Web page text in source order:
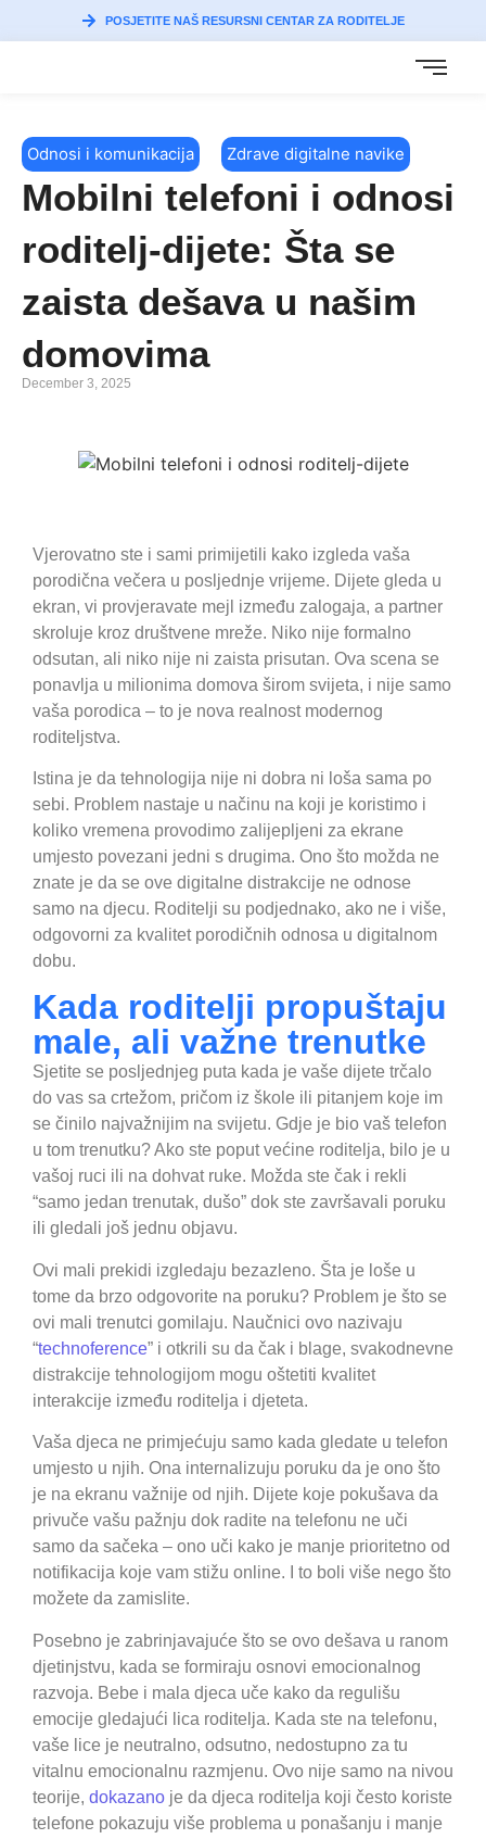
POSJETITE NAŠ RESURSNI CENTAR ZA RODITELJE
Odnosi i komunikacija Zdrave digitalne navike
Mobilni telefoni i odnosi
roditelj-dijete: Šta se
zaista dešava u našim
domovima
December 3, 2025
Vjerovatno ste i sami primijetili kako izgleda vaša
porodična večera u posljednje vrijeme. Dijete gleda u
ekran, vi provjeravate mejl između zalogaja, a partner
skroluje kroz društvene mreže. Niko nije formalno
odsutan, ali niko nije ni zaista prisutan. Ova scena se
ponavlja u milionima domova širom svijeta, i nije samo
vaša porodica – to je nova realnost modernog
roditeljstva.
Istina je da tehnologija nije ni dobra ni loša sama po
sebi. Problem nastaje u načinu na koji je koristimo i
koliko vremena provodimo zalijepljeni za ekrane
umjesto povezani jedni s drugima. Ono što možda ne
znate je da se ove digitalne distrakcije ne odnose
samo na djecu. Roditelji su podjednako, ako ne i više,
odgovorni za kvalitet porodičnih odnosa u digitalnom
dobu.
Kada roditelji propuštaju
male, ali važne trenutke
Sjetite se posljednjeg puta kada je vaše dijete trčalo
do vas sa crtežom, pričom iz škole ili pitanjem koje im
se činilo najvažnijim na svijetu. Gdje je bio vaš telefon
u tom trenutku? Ako ste poput većine roditelja, bilo je u
vašoj ruci ili na dohvat ruke. Možda ste čak i rekli
“samo jedan trenutak, dušo” dok ste završavali poruku
ili gledali još jednu objavu.
Ovi mali prekidi izgledaju bezazleno. Šta je loše u
tome da brzo odgovorite na poruku? Problem je što se
ovi mali trenutci gomilaju. Naučnici ovo nazivaju
“technoference” i otkrili su da čak i blage, svakodnevne
distrakcije tehnologijom mogu oštetiti kvalitet
interakcije između roditelja i djeteta.
Vaša djeca ne primjećuju samo kada gledate u telefon
umjesto u njih. Ona internalizuju poruku da je ono što
je na ekranu važnije od njih. Dijete koje pokušava da
privuče vašu pažnju dok radite na telefonu ne uči
samo da sačeka – ono uči kako je manje prioritetno od
notifikacija koje vam stižu online. I to boli više nego što
možete da zamislite.
Posebno je zabrinjavajuće što se ovo dešava u ranom
djetinjstvu, kada se formiraju osnovi emocionalnog
razvoja. Bebe i mala djeca uče kako da regulišu
emocije gledajući lica roditelja. Kada ste na telefonu,
vaše lice je neutralno, odsutno, nedostupno za tu
vitalnu emocionalnu razmjenu. Ovo nije samo na nivou
teorije, dokazano je da djeca roditelja koji često koriste
telefone pokazuju više problema u ponašanju i manje